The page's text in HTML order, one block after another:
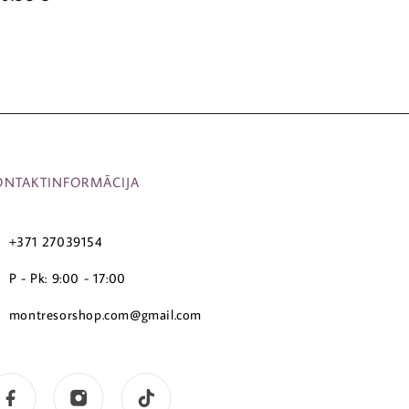
+371 27039154
P - Pk: 9:00 - 17:00
montresorshop.com@gmail.com